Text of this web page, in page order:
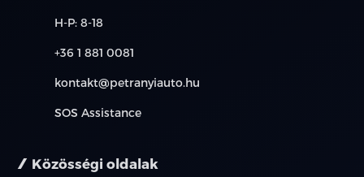
H-P: 8-18
+36 1 881 0081
kontakt@petranyiauto.hu
SOS Assistance
Közösségi oldalak